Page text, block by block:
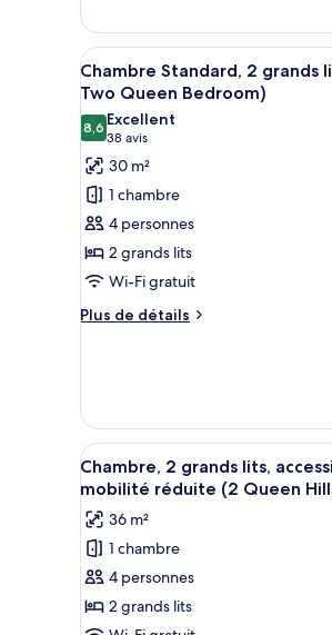
vue
fleuve
(King
Suite
Riverside
-
2nd
Floor)
le
type
de
chambre
1
très
grand
lit,
vue
fleuve
(King
Riverside
-
2nd
Afficher
toutes
les
photos
pour
ce
type
de
chambre :
Chambre
Standard,
(Standard
Hillside
Two
Queen
Bedroom)
3
Chambre Standard, 2 grands
Two Queen Bedroom)
8,68,6 sur 10
Excellent
38 avis
(38 avis)
30 m²
1 chambre
4 personnes
2 grands lits
Wi-Fi gratuit
Plus de détails
Plus
type
de
chambre
Chambre
Standard,
2
grands
lits
(Standard
Two
Afficher
toutes
les
photos
pour
ce
type
3
Chambre, 2 grands lits,
mobilité réduite (2 Queen
36 m²
1 chambre
4 personnes
2 grands lits